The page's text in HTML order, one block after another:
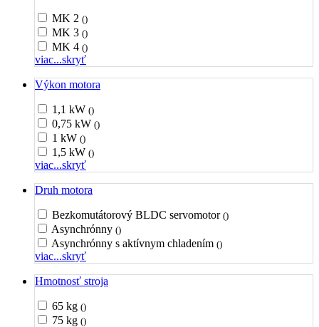
MK 2 ()
MK 3 ()
MK 4 ()
viac...skryť
Výkon motora
1,1 kW ()
0,75 kW ()
1 kW ()
1,5 kW ()
viac...skryť
Druh motora
Bezkomutátorový BLDC servomotor ()
Asynchrónny ()
Asynchrónny s aktívnym chladením ()
viac...skryť
Hmotnosť stroja
65 kg ()
75 kg ()